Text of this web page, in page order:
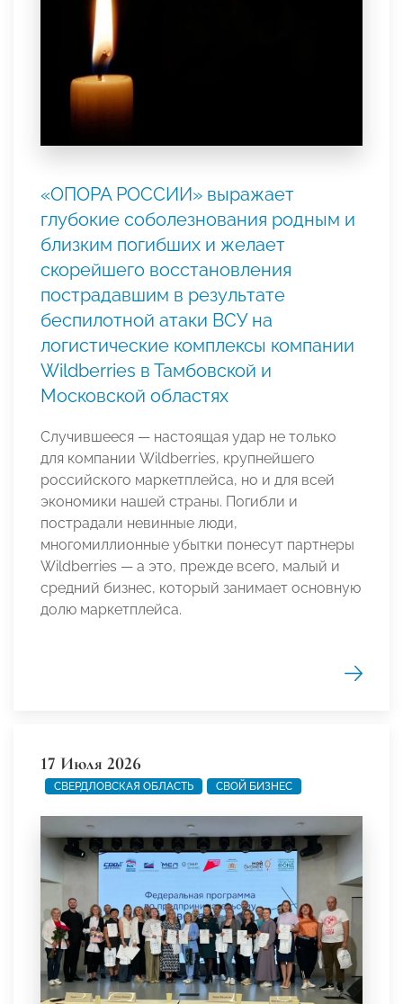
«ОПОРА РОССИИ» выражает
глубокие соболезнования родным и
близким погибших и желает
скорейшего восстановления
пострадавшим в результате
беспилотной атаки ВСУ на
логистические комплексы компании
Wildberries в Тамбовской и
Московской областях
Случившееся — настоящая удар не только
для компании Wildberries, крупнейшего
российского маркетплейса, но и для всей
экономики нашей страны. Погибли и
пострадали невинные люди,
многомиллионные убытки понесут партнеры
Wildberries — а это, прежде всего, малый и
средний бизнес, который занимает основную
долю маркетплейса.
17 Июля 2026
СВЕРДЛОВСКАЯ ОБЛАСТЬ СВОЙ БИЗНЕС